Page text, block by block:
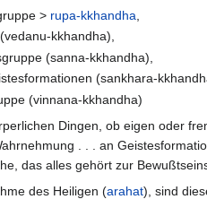
> rupa-kkhandha
kkhandha),
(sanna-kkhandha),
(sankhara-
(vinnana-kkhandha)
Dingen, ob eigen oder
. . . an
das alles gehört zur
des Heiligen (arahat), sind